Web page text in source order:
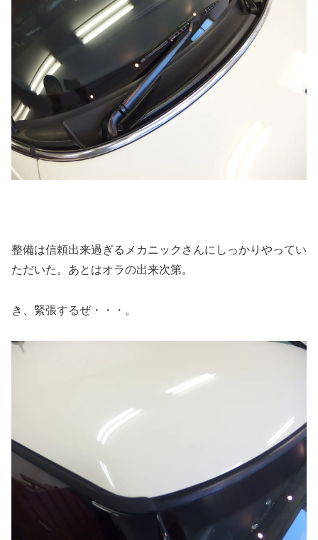
整備は信頼出来過ぎるメカニックさんにしっかりやってい
ただいた。あとはオラの出来次第。
き、緊張するぜ・・・。